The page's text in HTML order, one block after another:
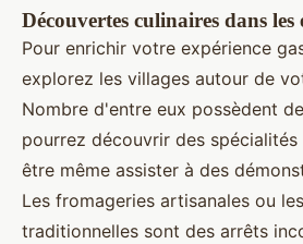
Découvertes culinaires dans les
Pour enrichir votre expérience
explorez les villages autour de
Nombre d'entre eux possèdent
pourrez découvrir des
être même assister à des
Les fromageries artisanales ou
traditionnelles sont des arrêts